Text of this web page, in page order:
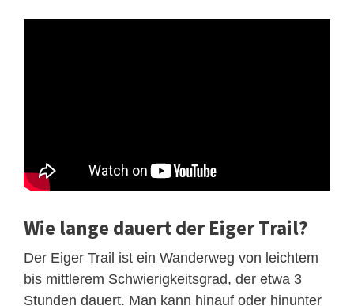
Wie lange dauert der Eiger Trail?
Der Eiger Trail ist ein Wanderweg von leichtem
bis mittlerem Schwierigkeitsgrad, der etwa 3
Stunden dauert. Man kann hinauf oder hinunter